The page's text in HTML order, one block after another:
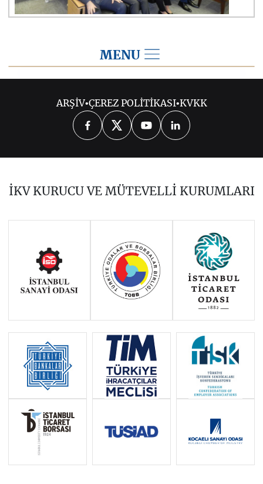
MENU
2026 2025 2024
2023 2022 2021
ARŞİV•ÇEREZ POLİTİKASI•KVKK
İKV KURUCU VE MÜTEVELLİ KURUMLARI